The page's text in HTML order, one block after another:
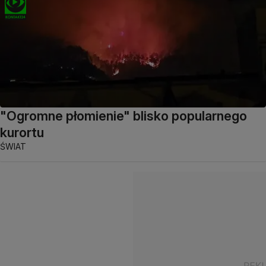
"Ogromne płomienie" blisko popularnego
kurortu
ŚWIAT